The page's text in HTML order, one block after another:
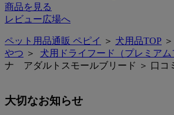
商品を見る
レビュー広場へ
ペット用品通販 ペピイ ＞ 犬用品TOP ＞
やつ ＞ 犬用ドライフード（プレミアム
ナ アダルトスモールブリード ＞ 口コ
大切なお知らせ